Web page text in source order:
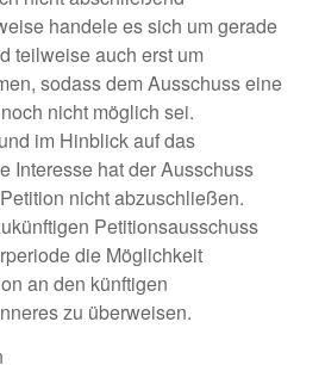
handele es sich um gerade
teilweise auch erst um
sodass dem Ausschuss eine
nicht möglich sei.
im Hinblick auf das
Interesse hat der Ausschuss
nicht abzuschließen.
Petitionsausschuss
die Möglichkeit
an den künftigen
zu überweisen.